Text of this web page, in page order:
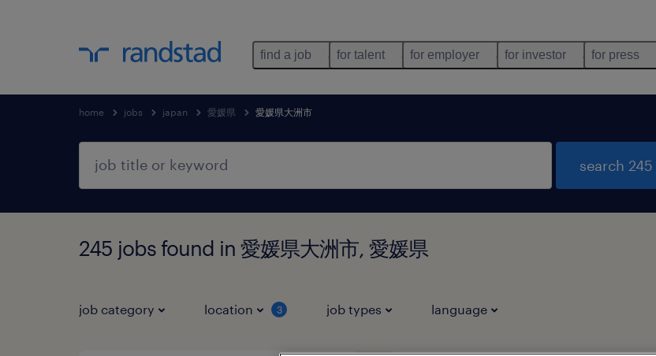
find a job for talent for employer for investor for press
home jobs japan 愛媛県 愛媛県大洲市
search
245 jobs found in 愛媛県大洲市, 愛媛県
job category location 3 job types language